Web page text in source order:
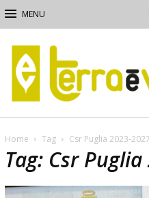
Terra
e
Vita
Home Tag Csr Puglia 2023-2027
Tag: Csr